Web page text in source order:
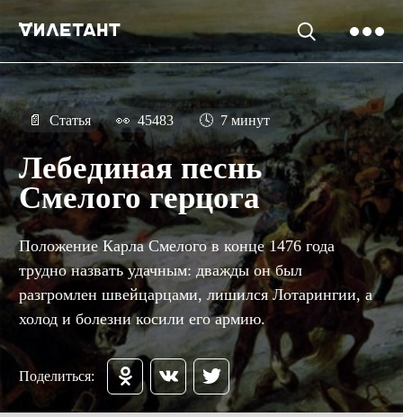
📄 Статья 👀 45483 🕓 7 минут
Лебединая песнь
Смелого герцога
Положение Карла Смелого в конце 1476 года
трудно назвать удачным: дважды он был
разгромлен швейцарцами, лишился Лотарингии, а
холод и болезни косили его армию.
Поделиться: